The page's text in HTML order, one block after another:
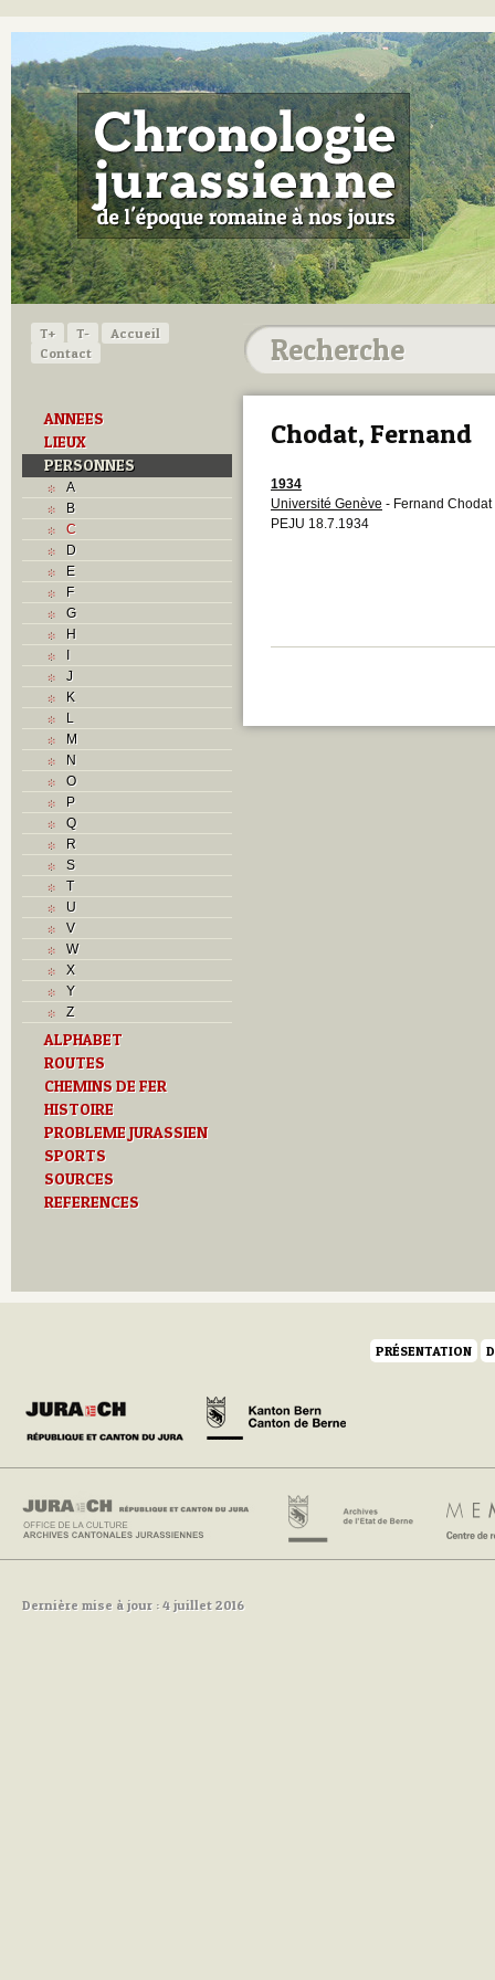
T+ T-
Accueil
Contact
ANNEES
LIEUX
PERSONNES
A
B
C
D
E
F
G
H
I
J
K
L
M
N
O
P
Q
R
S
T
U
V
W
X
Y
Z
ALPHABET
ROUTES
CHEMINS DE FER
HISTOIRE
PROBLEME JURASSIEN
SPORTS
SOURCES
REFERENCES
Chodat, Fernand
1934
Université Genève - Fernand
PEJU 18.7.1934
PRÉSENTATION
Dernière mise à jour : 4 juillet 2016